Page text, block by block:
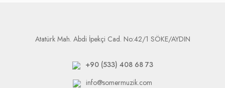
Atatürk Mah. Abdi İpekçi Cad. No:42/1 SÖKE/AYDIN
+90 (533) 408 68 73
info@somermuzik.com